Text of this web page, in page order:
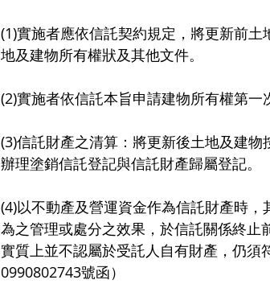
(1)實施者應依信託契約規定，將更新前
地及建物所有權狀及其他文件。
(2)實施者依信託本旨申請建物所有權第一
(3)信託財產之清算：將更新後土地及建
辦理塗銷信託登記與信託財產歸屬登記。
(4)以不動產及營運資金作為信託財產時
為之管理或處分之效果，於信託關係終止
實質上並不認屬於受託人自有財產，仍
0990802743號函）